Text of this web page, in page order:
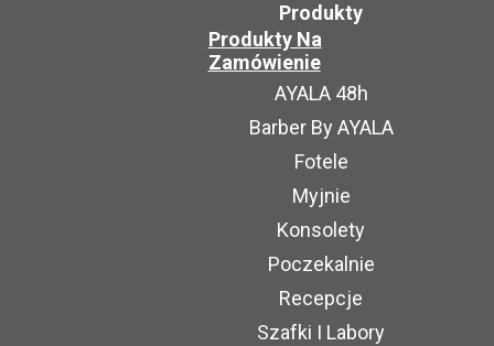
Produkty
Produkty Na
Zamówienie
AYALA 48h
Barber By AYALA
Fotele
Myjnie
Konsolety
Poczekalnie
Recepcje
Szafki I Labory